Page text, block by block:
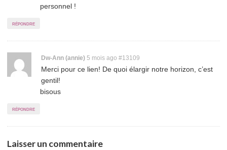
personnel !
répondre
Dw-Ann (annie) 5 mois ago Permalink
to
#13109
Merci pour ce lien! De quoi élargir notre horizon, c’est
gentil!
bisous
répondre
Laisser un commentaire